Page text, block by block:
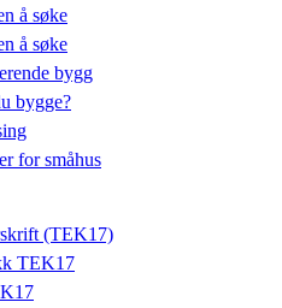
å søke
å søke
bygg
bygge?
for småhus
(TEK17)
TEK17